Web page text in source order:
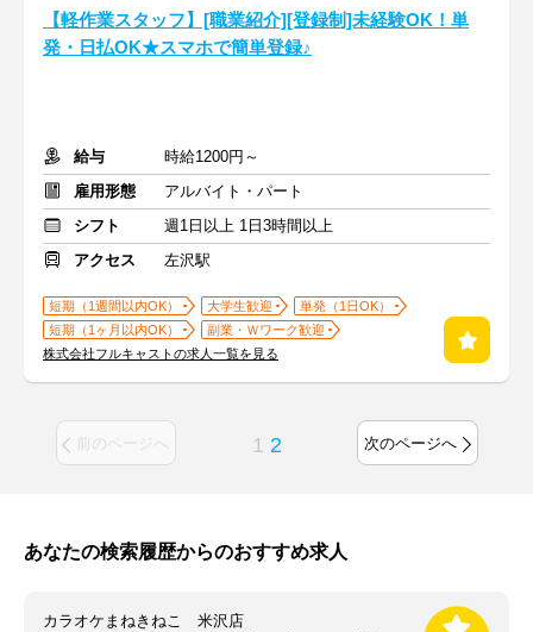
【軽作業スタッフ】[職業紹介][登録制]未経験OK！単
発・日払OK★スマホで簡単登録♪
給与
時給1200円～
雇用形態
アルバイト・パート
シフト
週1日以上 1日3時間以上
アクセス
左沢駅
短期（1週間以内OK） 大学生歓迎
単発（1日OK）
短期（1ヶ月以内OK）
副業・Ｗワーク歓迎
株式会社フルキャストの求人一覧を見る
前のページへ 1 2 次のページへ
あなたの検索履歴からのおすすめ求人
カラオケまねきねこ 米沢店